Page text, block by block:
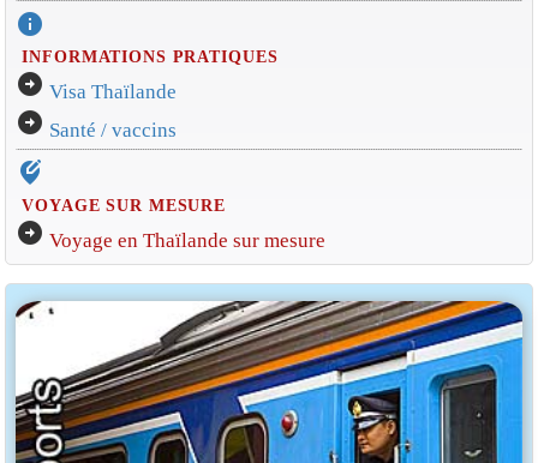
info
INFORMATIONS PRATIQUES
arrow_circle_right Visa Thaïlande
arrow_circle_right Santé / vaccins
edit_location_alt
VOYAGE SUR MESURE
arrow_circle_right Voyage en Thaïlande sur mesure